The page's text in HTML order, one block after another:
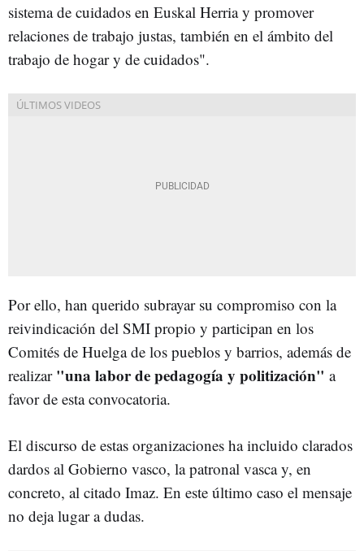
sistema de cuidados en Euskal Herria y promover
relaciones de trabajo justas, también en el ámbito del
trabajo de hogar y de cuidados".
Por ello, han querido subrayar su compromiso con la
reivindicación del SMI propio y participan en los
Comités de Huelga de los pueblos y barrios, además de
realizar "una labor de pedagogía y politización" a
favor de esta convocatoria.
El discurso de estas organizaciones ha incluido clarados
dardos al Gobierno vasco, la patronal vasca y, en
concreto, al citado Imaz. En este último caso el mensaje
no deja lugar a dudas.